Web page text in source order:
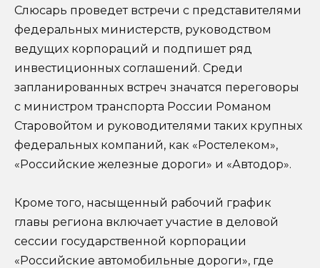
Слюсарь проведет встречи с представителями
федеральных министерств, руководством
ведущих корпораций и подпишет ряд
инвестиционных соглашений. Среди
запланированных встреч значатся переговоры
с министром транспорта России Романом
Старовойтом и руководителями таких крупных
федеральных компаний, как «Ростелеком»,
«Российские железные дороги» и «Автодор».
Кроме того, насыщенный рабочий график
главы региона включает участие в деловой
сессии государственной корпорации
«Российские автомобильные дороги», где